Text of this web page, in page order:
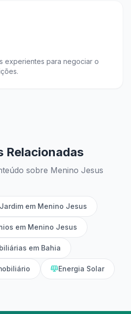
experientes para negociar o
Relacionadas
sobre Menino Jesus
em Menino Jesus
em Menino Jesus
em Bahia
Energia Solar